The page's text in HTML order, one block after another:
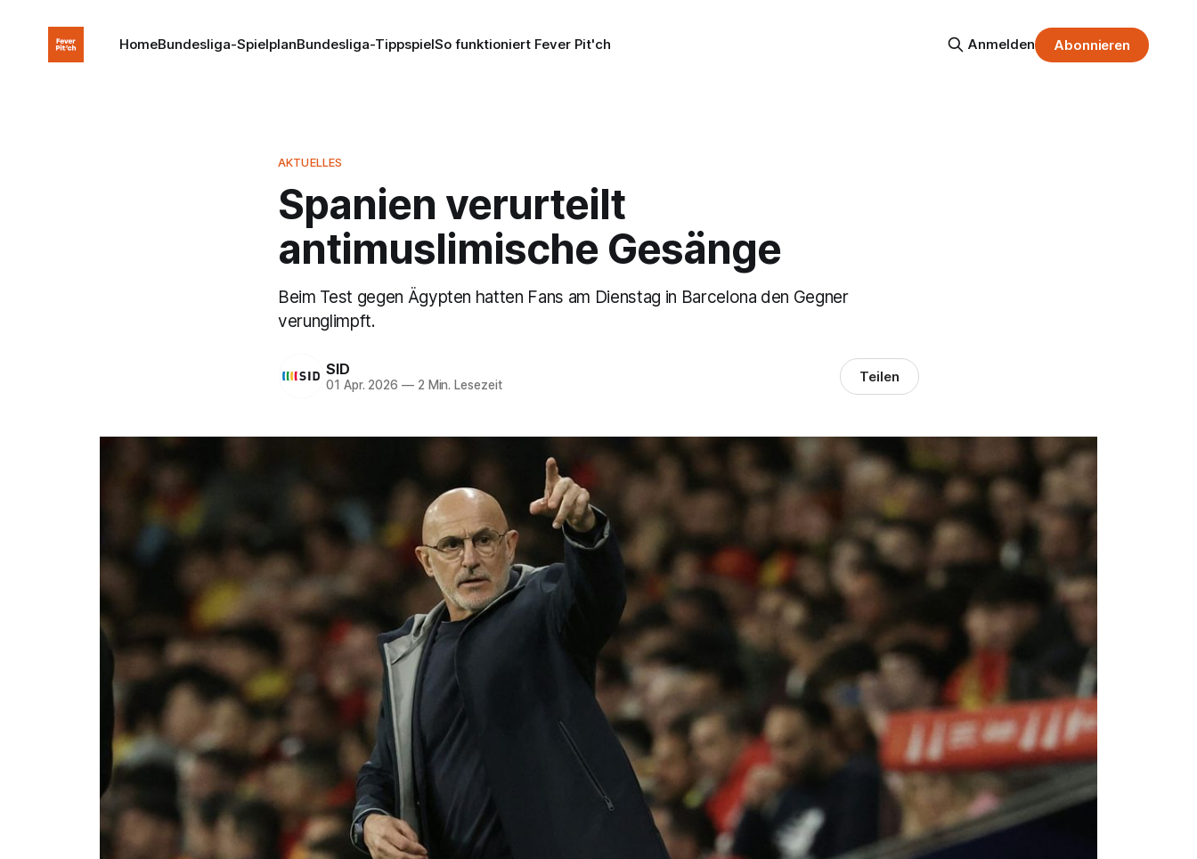
HomeBundesliga-SpielplanBundesliga-TippspielSo funktioniert Fever Pit'ch Anmelden Abonnieren
AKTUELLES
Spanien verurteilt
antimuslimische Gesänge
Beim Test gegen Ägypten hatten Fans am Dienstag in Barcelona den Gegner
verunglimpft.
SID
01 Apr. 2026 —2 Min. Lesezeit Teilen